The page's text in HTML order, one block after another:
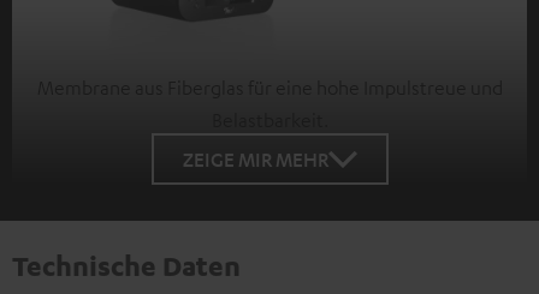
ZEIGE MIR MEHR
Technische Daten